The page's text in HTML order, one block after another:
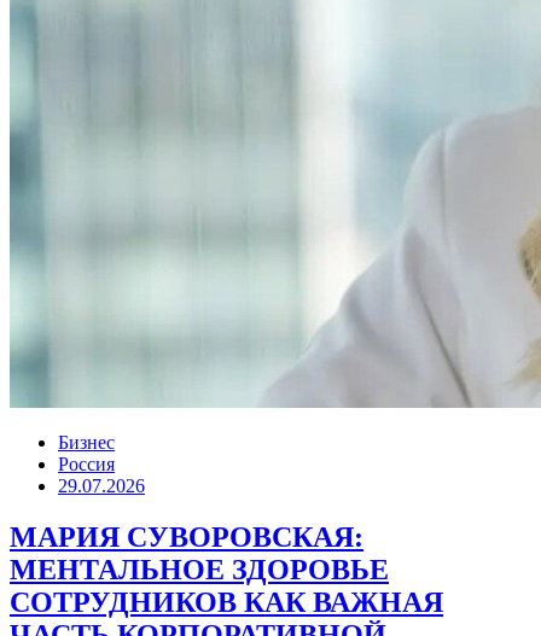
Бизнес
Россия
29.07.2026
МАРИЯ СУВОРОВСКАЯ:
МЕНТАЛЬНОЕ ЗДОРОВЬЕ
СОТРУДНИКОВ КАК ВАЖНАЯ